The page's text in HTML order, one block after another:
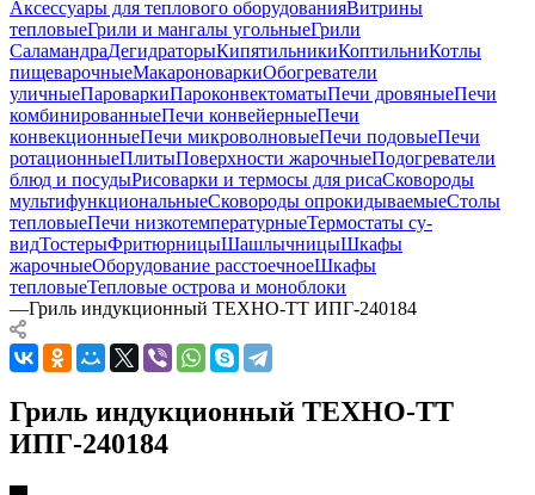
Аксессуары для теплового оборудованияВитрины
тепловыеГрили и мангалы угольныеГрили
СаламандраДегидраторыКипятильникиКоптильниКотлы
пищеварочныеМакароноваркиОбогреватели
уличныеПароваркиПароконвектоматыПечи дровяныеПечи
комбинированныеПечи конвейерныеПечи
конвекционныеПечи микроволновыеПечи подовыеПечи
ротационныеПлитыПоверхности жарочныеПодогреватели
блюд и посудыРисоварки и термосы для рисаСковороды
мультифункциональныеСковороды опрокидываемыеСтолы
тепловыеПечи низкотемпературныеТермостаты су-
видТостерыФритюрницыШашлычницыШкафы
жарочныеОборудование расстоечноеШкафы
тепловыеТепловые острова и моноблоки
—Гриль индукционный ТЕХНО-ТТ ИПГ-240184
Гриль индукционный ТЕХНО-ТТ
ИПГ-240184